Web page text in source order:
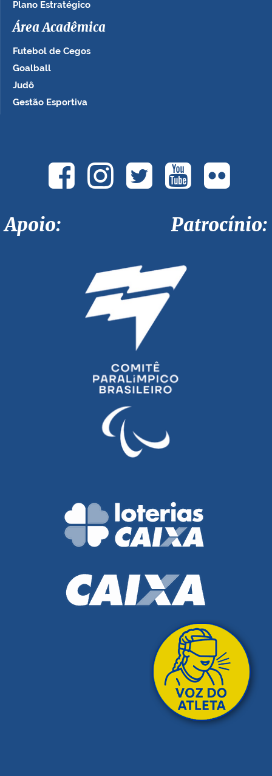
Plano Estratégico
Área Acadêmica
Futebol de Cegos
Goalball
Judô
Gestão Esportiva
Apoio: Patrocínio: